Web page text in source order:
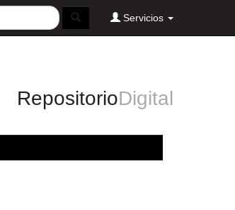
Servicios
RepositorioDigital